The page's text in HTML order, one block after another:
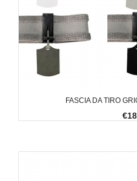
FASCIA DA TIRO